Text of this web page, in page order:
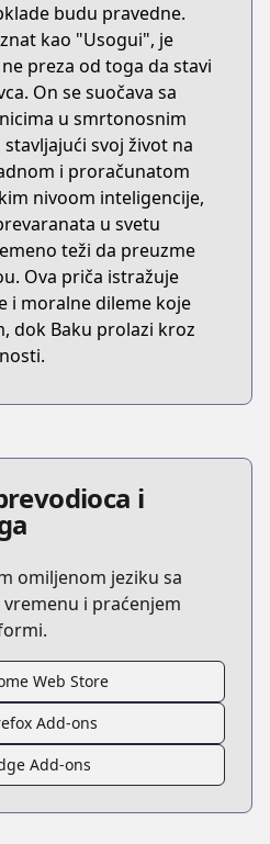
budu pravedne.
kao "Usogui", je
preza od toga da stavi
On se suočava sa
u smrtonosnim
svoj život na
i proračunatom
nivoom inteligencije,
u svetu
teži da preuzme
Ova priča istražuje
i moralne dileme koje
dok Baku prolazi kroz
i
omiljenom jeziku sa
i praćenjem
Web Store
Add-ons
Add-ons